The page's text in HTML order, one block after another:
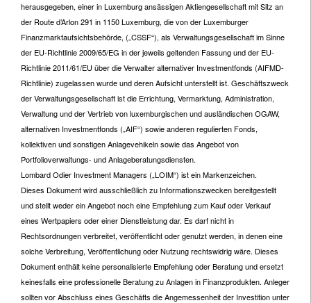
herausgegeben, einer in Luxemburg ansässigen Aktiengesellschaft mit Sitz an
der Route d’Arlon 291 in 1150 Luxemburg, die von der Luxemburger
Finanzmarktaufsichtsbehörde, („CSSF“), als Verwaltungsgesellschaft im Sinne
der EU-Richtlinie 2009/65/EG in der jeweils geltenden Fassung und der EU-
Richtlinie 2011/61/EU über die Verwalter alternativer Investmentfonds (AIFMD-
Richtlinie) zugelassen wurde und deren Aufsicht unterstellt ist. Geschäftszweck
der Verwaltungsgesellschaft ist die Errichtung, Vermarktung, Administration,
Verwaltung und der Vertrieb von luxemburgischen und ausländischen OGAW,
alternativen Investmentfonds („AIF“) sowie anderen regulierten Fonds,
kollektiven und sonstigen Anlagevehikeln sowie das Angebot von
Portfolioverwaltungs- und Anlageberatungsdiensten.
Lombard Odier Investment Managers („LOIM“) ist ein Markenzeichen.
Dieses Dokument wird ausschließlich zu Informationszwecken bereitgestellt
und stellt weder ein Angebot noch eine Empfehlung zum Kauf oder Verkauf
eines Wertpapiers oder einer Dienstleistung dar. Es darf nicht in
Rechtsordnungen verbreitet, veröffentlicht oder genutzt werden, in denen eine
solche Verbreitung, Veröffentlichung oder Nutzung rechtswidrig wäre. Dieses
Dokument enthält keine personalisierte Empfehlung oder Beratung und ersetzt
keinesfalls eine professionelle Beratung zu Anlagen in Finanzprodukten. Anleger
sollten vor Abschluss eines Geschäfts die Angemessenheit der Investition unter